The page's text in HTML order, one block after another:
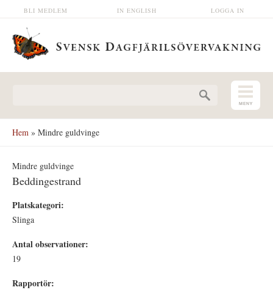
Hoppa till huvudinnehåll LOGGA IN
IN ENGLISH
BLI MEDLEM
Hem » Mindre guldvinge
Mindre guldvinge
Beddingestrand
Platskategori:
Slinga
Antal observationer:
19
Rapportör: